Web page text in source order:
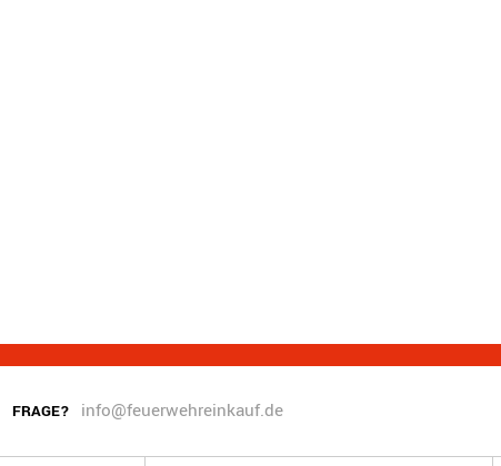
FRAGE? info@feuerwehreinkauf.de